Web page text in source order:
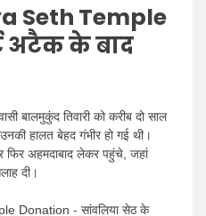
Seth Temple
अटैक के बाद
बालमुकुंद तिवारी को करीब दो साल
हालत बेहद गंभीर हो गई थी।
फिर अहमदाबाद लेकर पहुंचे, जहां
दी।